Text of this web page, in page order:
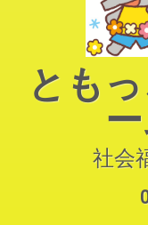
よくあるご質問
アクセス
お問い合わせ
とも
社会